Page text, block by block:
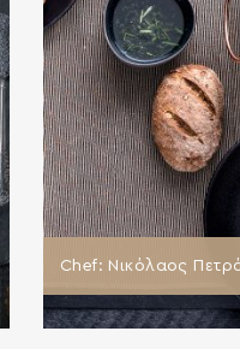
Chef: Νικόλαος